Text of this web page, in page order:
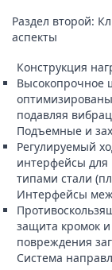
Раздел второй:
аспекты
Конструкция
Высокопрочное
подавляя
Подъемные и
Регулируемый
интерфейсы для
типами стали
Интерфейсы
защита кромок
повреждения
Система